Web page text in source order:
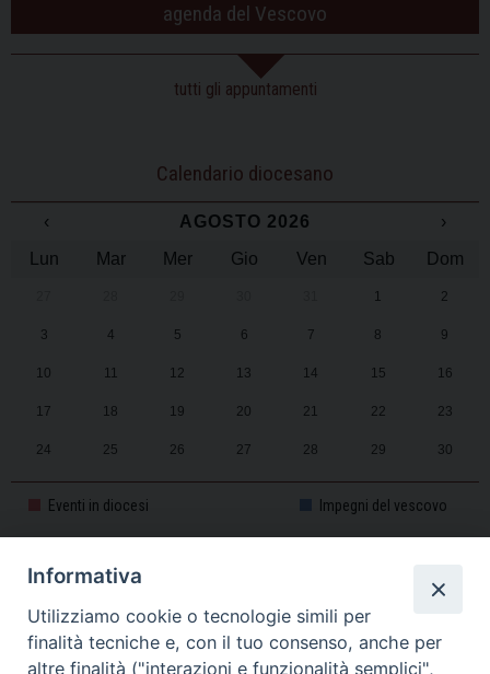
agenda del Vescovo
tutti gli appuntamenti
Calendario diocesano
‹ AGOSTO 2026
›
Lun
Mar Mer Gio Ven Sab Dom
1 2
3 4 5 6 7 8 9
10 11 12 13 14 15 16
17 18 19 20 21 22 23
24 25 26 27 28 29 30
Eventi in diocesi Impegni del vescovo
CALENDARIO PASTORALE 2025-2026
Informativa
Utilizziamo cookie o tecnologie simili per
finalità tecniche e, con il tuo consenso, anche per
altre finalità ("interazioni e funzionalità semplici",